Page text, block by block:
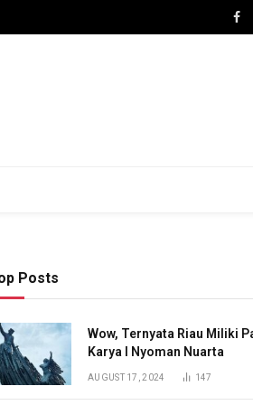
Posts
Wow, Ternyata Riau Miliki
Karya I Nyoman Nuarta
AUGUST 17, 2024 147